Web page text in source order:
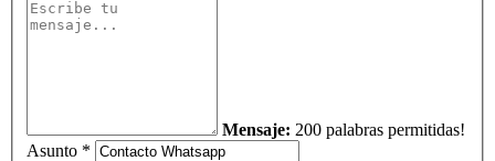
Mensaje: 200 palabras permitidas!
Asunto *